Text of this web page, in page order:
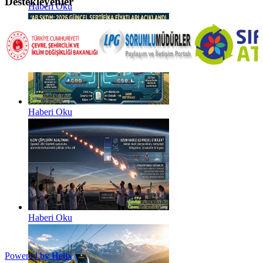
Haberi Oku
Haberi Oku
Haberi Oku
Powered by Helix